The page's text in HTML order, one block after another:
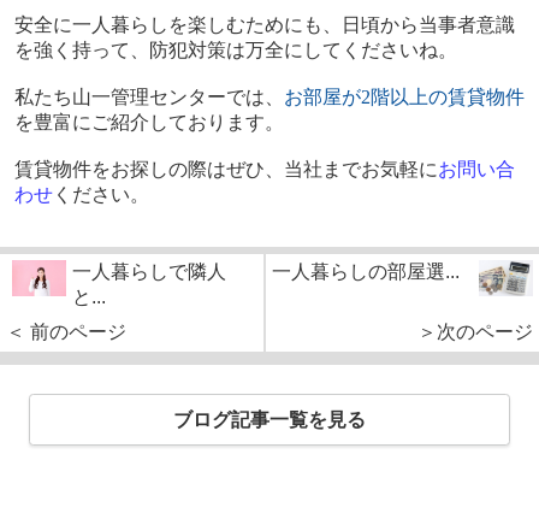
安全に一人暮らしを楽しむためにも、日頃から当事者意識
を強く持って、防犯対策は万全にしてくださいね。
私たち山一管理センターでは、 お部屋が2階以上の賃貸物件
を豊富にご紹介しております。
賃貸物件をお探しの際はぜひ、当社までお気軽にお問い合
わせください。
一人暮らしで隣人
と...
＜ 前のページ
一人暮らしの部屋選...
＞次のページ
ブログ記事一覧を見る